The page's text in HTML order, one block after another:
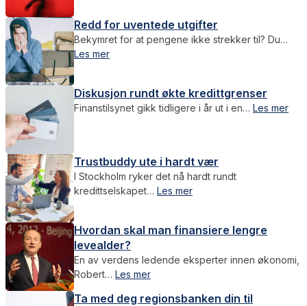
Redd for uventede utgifter
Bekymret for at pengene ikke strekker til? Du…
Les mer
Diskusjon rundt økte kredittgrenser
Finanstilsynet gikk tidligere i år ut i en… Les mer
Trustbuddy ute i hardt vær
I Stockholm ryker det nå hardt rundt
kredittselskapet… Les mer
Hvordan skal man finansiere lengre
levealder?
En av verdens ledende eksperter innen økonomi,
Robert… Les mer
Ta med deg regionsbanken din til